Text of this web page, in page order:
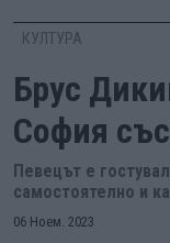
КУЛТУРА
Брус
София
Певецът е
самостоятелно и
06 Ноем. 2023